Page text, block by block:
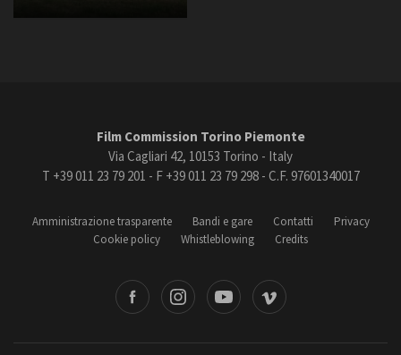
Film Commission Torino Piemonte
Via Cagliari 42, 10153 Torino - Italy
T +39 011 23 79 201 - F +39 011 23 79 298 - C.F. 97601340017
Amministrazione trasparente Bandi e gare Contatti
Privacy
Cookie policy
Whistleblowing Credits
Vimeo